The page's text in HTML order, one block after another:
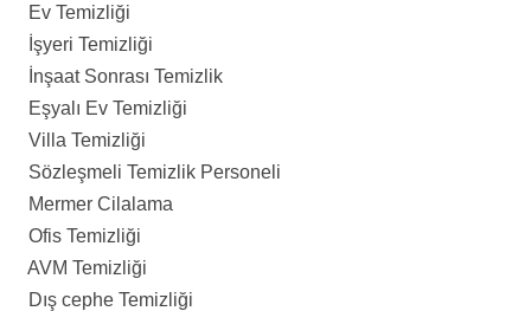
Ev Temizliği
İşyeri Temizliği
İnşaat Sonrası Temizlik
Eşyalı Ev Temizliği
Villa Temizliği
Sözleşmeli Temizlik Personeli
Mermer Cilalama
Ofis Temizliği
AVM Temizliği
Dış cephe Temizliği